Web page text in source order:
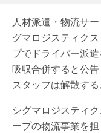
人材派遣・物流サ
グマロジスティク
プでドライバー派
吸収合併すると公
スタッフは解散する
シグマロジスティ
ープの物流事業を